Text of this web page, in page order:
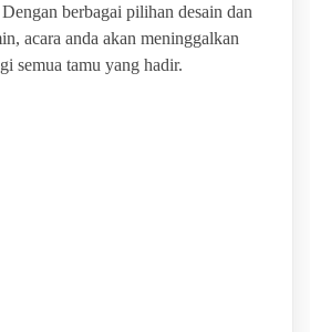
berbagai pilihan desain dan
acara anda akan meninggalkan
semua tamu yang hadir.